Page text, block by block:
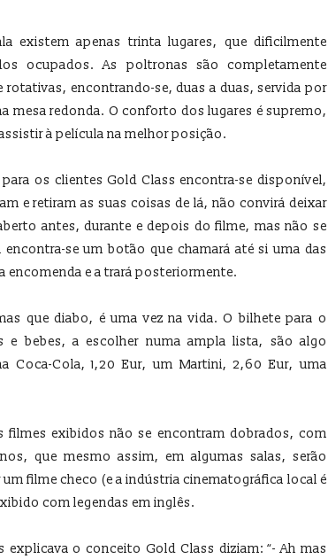
existem apenas trinta lugares, que dificilmente
ocupados. As poltronas são completamente
rotativas, encontrando-se, duas a duas, servida por
mesa redonda. O conforto dos lugares é supremo,
à película na melhor posição.
os clientes Gold Class encontra-se disponível,
e retiram as suas coisas de lá, não convirá deixar
antes, durante e depois do filme, mas não se
se um botão que chamará até si uma das
encomenda e a trará posteriormente.
que diabo, é uma vez na vida. O bilhete para o
e bebes, a escolher numa ampla lista, são algo
Coca-Cola, 1,20 Eur, um Martini, 2,60 Eur, uma
filmes exibidos não se encontram dobrados, com
que mesmo assim, em algumas salas, serão
filme checo (e a indústria cinematográfica local é
com legendas em inglês.
o conceito Gold Class diziam: “- Ah mas